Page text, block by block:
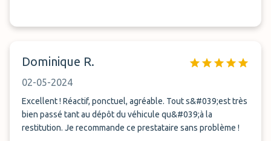
Dominique R.
02-05-2024
Excellent ! Réactif, ponctuel, agréable. Tout s&#039;est très
bien passé tant au dépôt du véhicule qu&#039;à la
restitution. Je recommande ce prestataire sans problème !